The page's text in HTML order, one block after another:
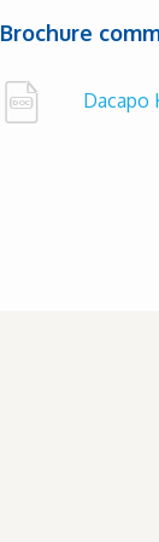
Brochure
Dacapo